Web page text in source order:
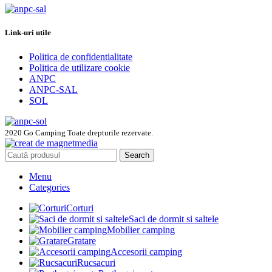
Link-uri utile
Politica de confidentialitate
Politica de utilizare cookie
ANPC
ANPC-SAL
SOL
2020 Go Camping Toate drepturile rezervate.
Search
Menu
Categories
Corturi
Saci de dormit si saltele
Mobilier camping
Gratare
Accesorii camping
Rucsacuri